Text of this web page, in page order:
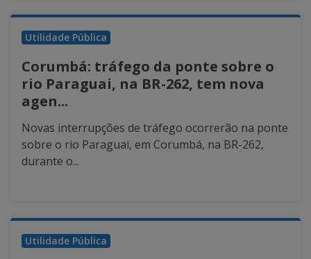
Utilidade Pública
Corumbá: tráfego da ponte sobre o
rio Paraguai, na BR-262, tem nova
agen...
Novas interrupções de tráfego ocorrerão na ponte
sobre o rio Paraguai, em Corumbá, na BR-262,
durante o...
Utilidade Pública